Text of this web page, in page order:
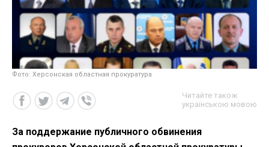
Фото: Херсонская областная прокуратура
Читайте також
українською мовою
За поддержание публичного обвинения